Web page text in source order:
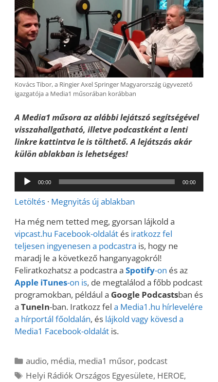
Kovács Tibor, a Ringier Axel Springer Magyarország ügyvezető
igazgatója a Media1 műsorában korábban
A Media1 műsora az alábbi lejátszó segítségével
visszahallgatható, illetve podcastként a lenti
linkre kattintva le is tölthető. A lejátszás akár
külön ablakban is lehetséges!
Audió
lejátszó
00:00 00:00
Letöltés · Megnyitás új ablakban
Ha még nem tetted meg, gyorsan lájkold a
vipcast.hu Facebook-oldalát és iratkozz fel
teljesen ingyenesen a podcastra is, hogy ne
maradj le a következő hanganyagokról!
Feliratkozhatsz a podcastra a Spotify-on és az
Apple iTunes-on is, de megtalálod a főbb podcast
programokban, például a Google Podcastsban és
a TuneIn-ban. Iratkozz fel a Media1.hu hírlevelére
a hírportál főoldalán, és lájkold vagy kövesd a
Media1 Facebook-oldalát is.
Kategória
audio, média, media1 műsor, podcast
Címkék
Helyi Rádiók Országos Egyesülete, HEROE,